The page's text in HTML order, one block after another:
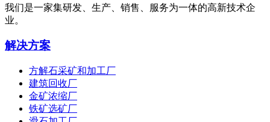
我们是一家集研发、生产、销售、服务为一体的高新技术企
业。
解决方案
方解石采矿和加工厂
建筑回收厂
金矿浓缩厂
铁矿选矿厂